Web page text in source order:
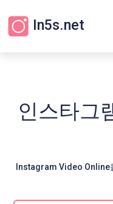
In5s.net
인스타그
Instagram Video Online